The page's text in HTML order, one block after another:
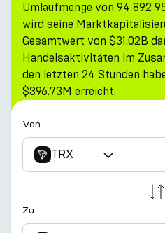
Umlaufmenge von 94 892
wird seine
Gesamtwert von $31.02B
Handelsaktivitäten im
den letzten 24 Stunden
$396.73M erreicht.
Von
TRX
Zu